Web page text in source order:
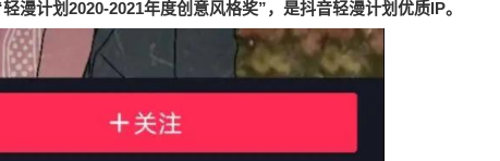
漫计划2020-2021年度创意风格奖”，是抖音轻漫计划优质IP。